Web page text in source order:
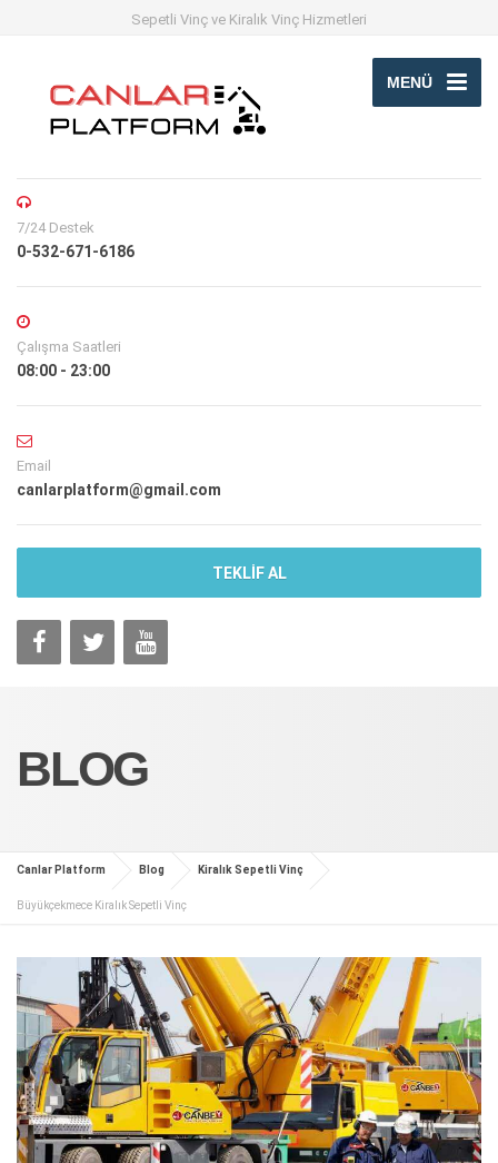
Sepetli Vinç ve Kiralık Vinç Hizmetleri
MENÜ
7/24 Destek
0-532-671-6186
Çalışma Saatleri
08:00 - 23:00
Email
canlarplatform@gmail.com
TEKLİF AL
BLOG
Canlar Platform Blog Kiralık Sepetli Vinç
Büyükçekmece Kiralık Sepetli Vinç